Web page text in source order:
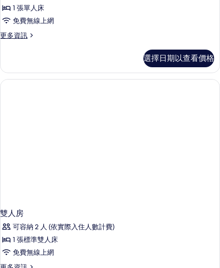
1 張單人床
免費無線上網
更多資訊
更
房
的
詳
選擇日期以查看價格
雙人房
可容納 2 人 (依實際入住人數計費)
1 張標準雙人床
免費無線上網